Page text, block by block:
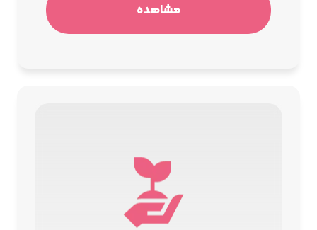
مشاهده